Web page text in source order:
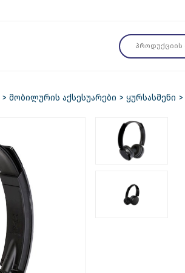
მობილურის აქსესუარები ყურსასმენი